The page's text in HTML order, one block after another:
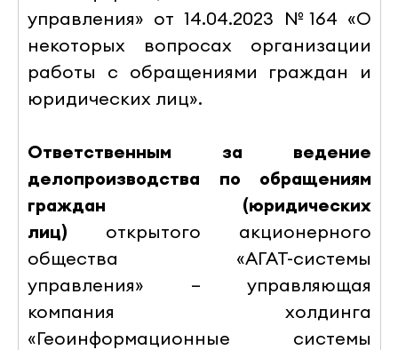
управления» от 14.04.2023 №164 «О
некоторых вопросах организации
работы с обращениями граждан и
юридических лиц».
Ответственным за ведение
делопроизводства по обращениям
граждан (юридических
лиц) открытого акционерного
общества «АГАТ-системы
управления» – управляющая
компания холдинга
«Геоинформационные системы